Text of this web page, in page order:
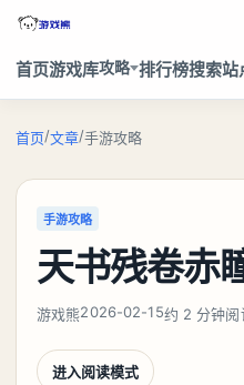
首页游戏库攻略 排行榜搜索站
首页/文章/手游攻略
手游攻略
天书残卷赤
游戏熊2026-02-15约 2 分钟阅
进入阅读模式